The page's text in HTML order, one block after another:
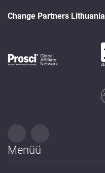
Change Partners Lithuania
Menüü